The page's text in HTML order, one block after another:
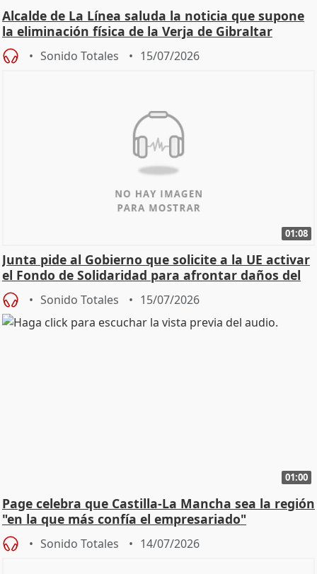
Alcalde de La Línea saluda la noticia que supone
la eliminación física de la Verja de Gibraltar
Sonido Totales 15/07/2026
01:08
Junta pide al Gobierno que solicite a la UE activar
el Fondo de Solidaridad para afrontar daños del
Sonido Totales 15/07/2026
01:00
Page celebra que Castilla-La Mancha sea la región
"en la que más confía el empresariado"
Sonido Totales 14/07/2026